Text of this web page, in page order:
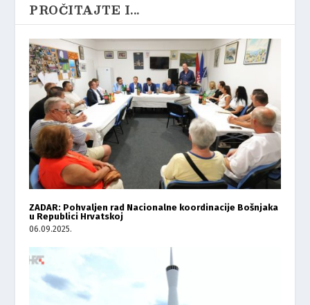
PROČITAJTE I...
ZADAR: Pohvaljen rad Nacionalne koordinacije Bošnjaka
u Republici Hrvatskoj
06.09.2025.